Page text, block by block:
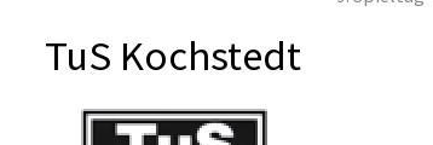
TuS Kochstedt